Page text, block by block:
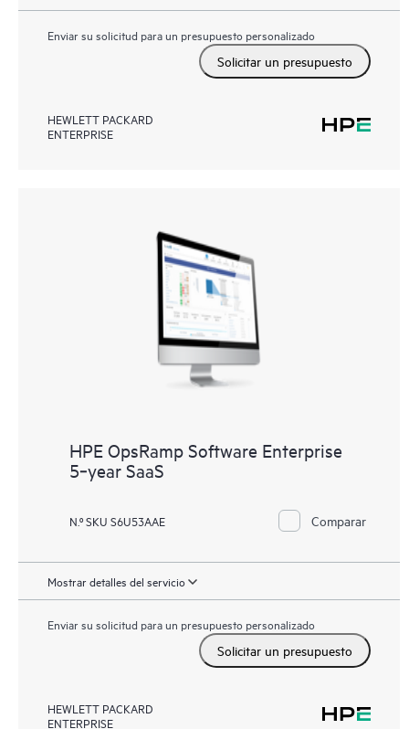
Enviar su solicitud para un presupuesto personalizado
Solicitar un presupuesto
HEWLETT PACKARD
ENTERPRISE
HPE OpsRamp Software Enterprise
5‑year SaaS
N.º SKU S6U53AAE Comparar
Mostrar detalles del servicio
Enviar su solicitud para un presupuesto personalizado
Solicitar un presupuesto
HEWLETT PACKARD
ENTERPRISE